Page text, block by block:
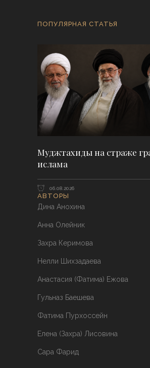
ПОПУЛЯРНАЯ СТАТЬЯ
Муджтахиды на страже
ислама
06.08.2026
АВТОРЫ
Дина Анохина
Анна Олейник
Захра Керимова
Нелли Шихзадаева
Анастасия (Фатима) Ежова
Гульназ Баешева
Фатима Пурхоссейн
Елена (Захра) Лисовина
Сара Фарид